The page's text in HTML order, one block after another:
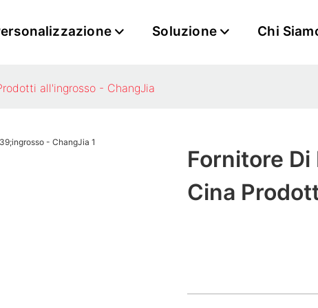
Soluzione Chi
all'ingrosso - ChangJia
Fornitore
Cina